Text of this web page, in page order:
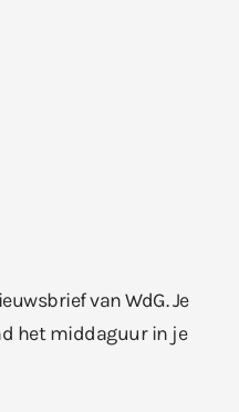
van WdG. Je
het middaguur in je